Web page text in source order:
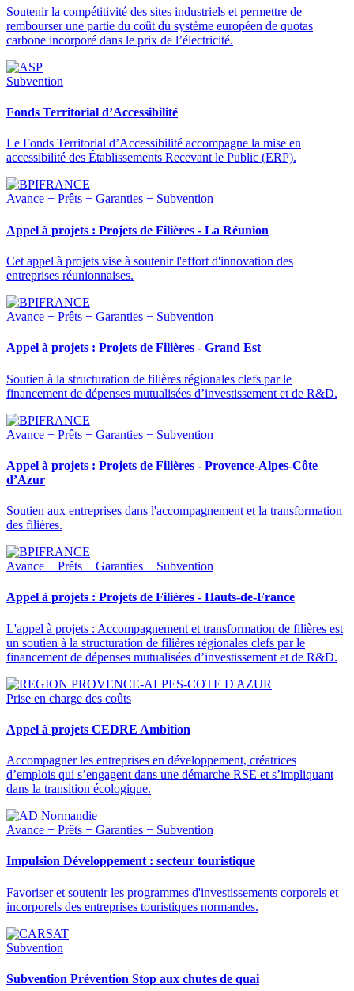
Soutenir la compétitivité des sites industriels et permettre de
rembourser une partie du coût du système européen de quotas
carbone incorporé dans le prix de l’électricité.
Subvention
Fonds Territorial d’Accessibilité
Le Fonds Territorial d’Accessibilité accompagne la mise en
accessibilité des Établissements Recevant le Public (ERP).
Avance − Prêts − Garanties − Subvention
Appel à projets : Projets de Filières - La Réunion
Cet appel à projets vise à soutenir l'effort d'innovation des
entreprises réunionnaises.
Avance − Prêts − Garanties − Subvention
Appel à projets : Projets de Filières - Grand Est
Soutien à la structuration de filières régionales clefs par le
financement de dépenses mutualisées d’investissement et de R&D.
Avance − Prêts − Garanties − Subvention
Appel à projets : Projets de Filières - Provence-Alpes-Côte
d’Azur
Soutien aux entreprises dans l'accompagnement et la transformation
des filières.
Avance − Prêts − Garanties − Subvention
Appel à projets : Projets de Filières - Hauts-de-France
L'appel à projets : Accompagnement et transformation de filières est
un soutien à la structuration de filières régionales clefs par le
financement de dépenses mutualisées d’investissement et de R&D.
Prise en charge des coûts
Appel à projets CEDRE Ambition
Accompagner les entreprises en développement, créatrices
d’emplois qui s’engagent dans une démarche RSE et s’impliquant
dans la transition écologique.
Avance − Prêts − Garanties − Subvention
Impulsion Développement : secteur touristique
Favoriser et soutenir les programmes d'investissements corporels et
incorporels des entreprises touristiques normandes.
Subvention
Subvention Prévention Stop aux chutes de quai